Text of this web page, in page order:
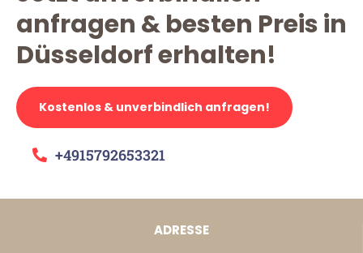
anfragen & besten Preis in
Düsseldorf erhalten!
Kostenlos & unverbindlich anfragen!
+4915792653321
ADRESSE